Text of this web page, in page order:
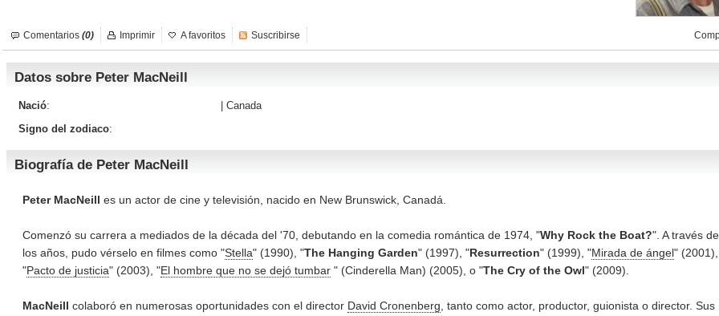
Comentarios (0) Imprimir A favoritos Suscribirse
Datos sobre Peter MacNeill
Nació:
Canada
Signo del zodiaco:
Biografía de Peter MacNeill
Peter MacNeill es un actor de cine y televisión, nacido en New Brunswick, Canadá.
Comenzó su carrera a mediados de la década del '70, debutando en la comedia romántica de 1974, "Why Rock the Boat?". A través de
los años, pudo vérselo en filmes como "Stella" (1990), "The Hanging Garden" (1997), "Resurrection" (1999), "Mirada de ángel" (2001),
"Pacto de justicia" (2003), "El hombre que no se dejó tumbar " (Cinderella Man) (2005), o "The Cry of the Owl" (2009).
MacNeill colaboró en numerosas oportunidades con el director David Cronenberg , tanto como actor, productor, guionista o director. Sus